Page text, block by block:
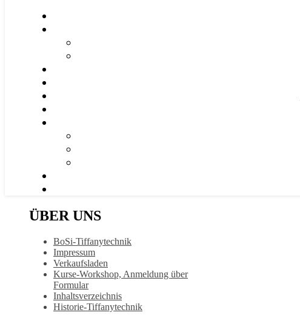
ÜBER UNS
BoSi-Tiffanytechnik
Impressum
Verkaufsladen
Kurse-Workshop, Anmeldung über
Formular
Inhaltsverzeichnis
Historie-Tiffanytechnik